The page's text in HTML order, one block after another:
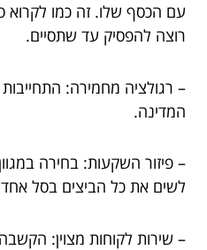
עם הכסף שלו. זה כמו
רוצה להפסיק עד שתסיים.
– רגולציה מחמירה:
המדינה.
– פיזור השקעות: בחירה
לשים את כל הביצים בסל
– שירות לקוחות מצוין: